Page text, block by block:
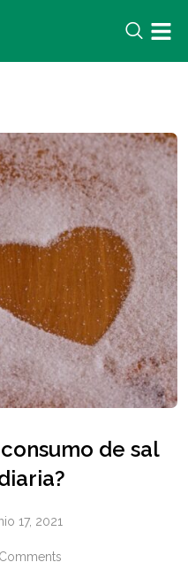
de sal
17, 2021